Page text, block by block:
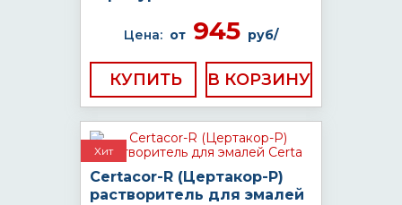
Цена: от 945 руб/
КУПИТЬ
Хит
Certacor-R (Цертакор-Р)
растворитель для эмалей